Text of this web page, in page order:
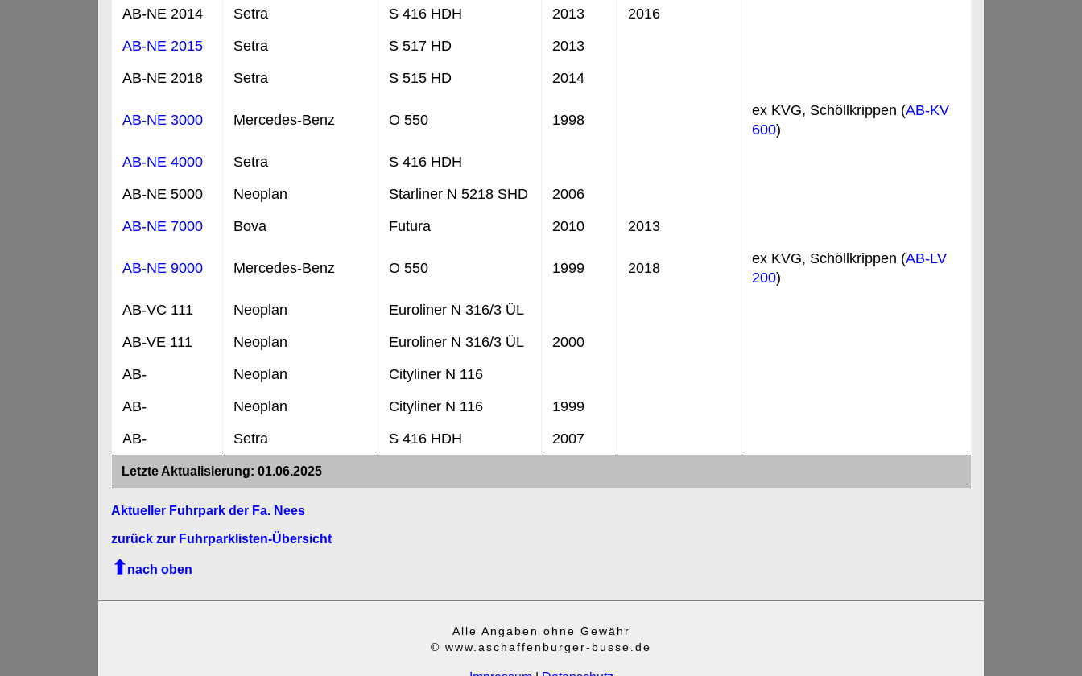
AB-NE 2014 Setra S 416 HDH 2013
2016
AB-NE 2015
Setra S 517 HD
2013
AB-NE 2018
Setra S 515 HD 2014
AB-NE 3000 Mercedes-Benz O 550 1998
ex KVG, Schöllkrippen (AB-KV
600)
AB-NE 4000
Setra
S 416 HDH
AB-NE 5000
Neoplan Starliner N 5218 SHD
2006
AB-NE 7000
Bova Futura 2010 2013
AB-NE 9000 Mercedes-Benz O 550 1999 2018
ex KVG, Schöllkrippen (AB-LV
200)
AB-VC 111
Neoplan
Euroliner N 316/3 ÜL
AB-VE 111
Neoplan Euroliner N 316/3 ÜL
2000
AB-
Neoplan
Cityliner N 116
AB-
Neoplan Cityliner N 116
1999
AB-
Setra S 416 HDH 2007
Letzte Aktualisierung: 01.06.2025
Aktueller Fuhrpark der Fa. Nees
zurück zur Fuhrparklisten-Übersicht
nach oben
Alle Angaben ohne Gewähr
© www.aschaffenburger-busse.de